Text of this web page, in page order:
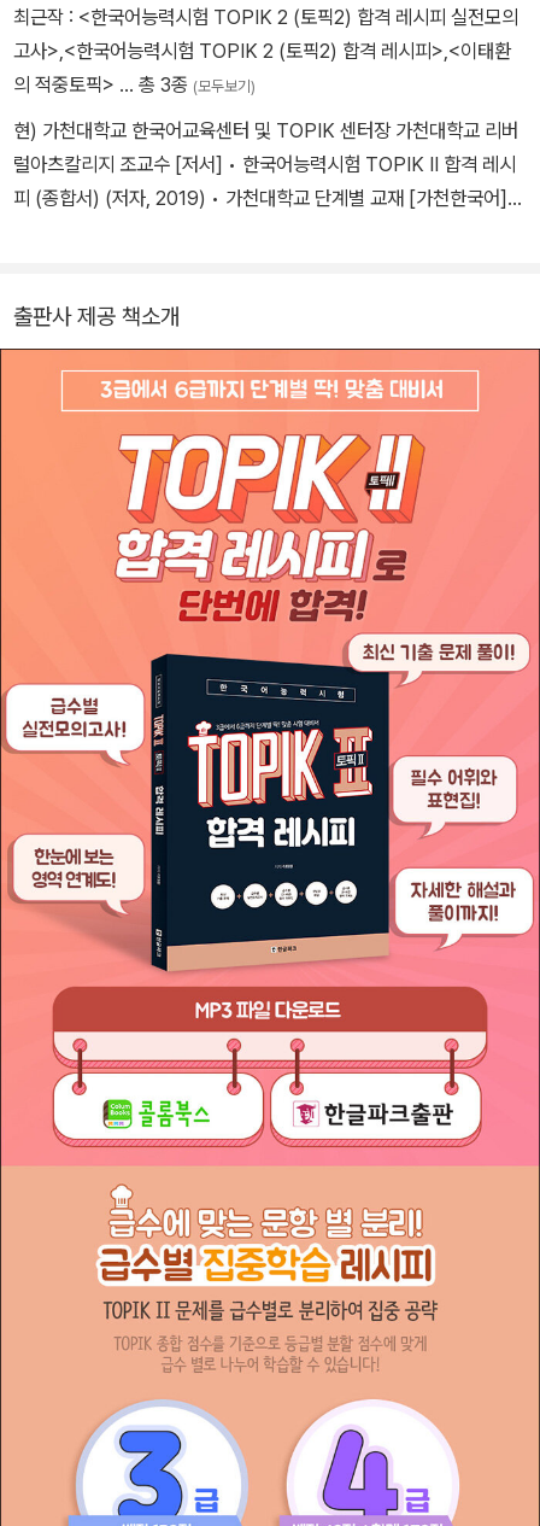
최근작 : <한국어능력시험 TOPIK 2 (토픽2) 합격 레시피 실전모의
고사>,<한국어능력시험 TOPIK 2 (토픽2) 합격 레시피>,<이태환
의 적중토픽> … 총 3종 (모두보기)
현) 가천대학교 한국어교육센터 및 TOPIK 센터장 가천대학교 리버
럴아츠칼리지 조교수 [저서] • 한국어능력시험 TOPIK II 합격 레시
피 (종합서) (저자, 2019) • 가천대학교 단계별 교재 [가천한국어]
2)
출판사 제공 책소개